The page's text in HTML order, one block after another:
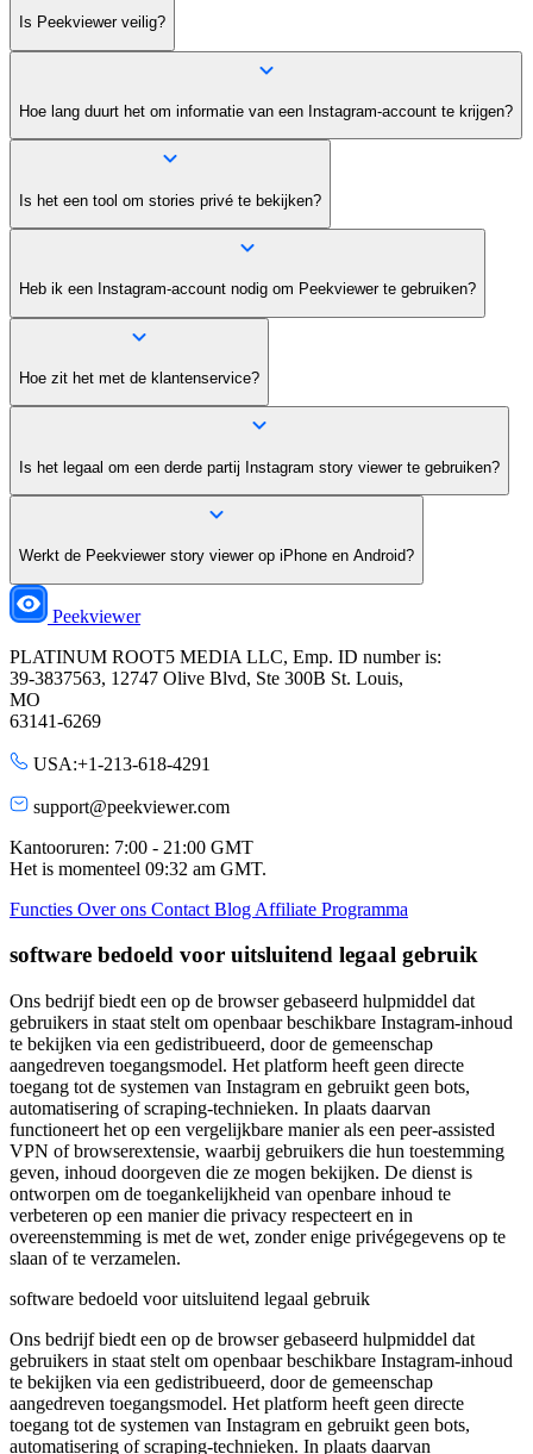
Is Peekviewer veilig?
Hoe lang duurt het om informatie van een Instagram-account te krijgen?
Is het een tool om stories privé te bekijken?
Heb ik een Instagram-account nodig om Peekviewer te gebruiken?
Hoe zit het met de klantenservice?
Is het legaal om een derde partij Instagram story viewer te gebruiken?
Werkt de Peekviewer story viewer op iPhone en Android?
Peekviewer
PLATINUM ROOT5 MEDIA LLC, Emp. ID number is:
39-3837563, 12747 Olive Blvd, Ste 300B St. Louis,
MO
63141-6269
USA:+1-213-618-4291
support@peekviewer.com
Kantooruren: 7:00 - 21:00 GMT
Het is momenteel 09:32 am GMT.
Functies Over ons Contact Blog Affiliate Programma
software bedoeld voor uitsluitend legaal gebruik
Ons bedrijf biedt een op de browser gebaseerd hulpmiddel dat
gebruikers in staat stelt om openbaar beschikbare Instagram-inhoud
te bekijken via een gedistribueerd, door de gemeenschap
aangedreven toegangsmodel. Het platform heeft geen directe
toegang tot de systemen van Instagram en gebruikt geen bots,
automatisering of scraping-technieken. In plaats daarvan
functioneert het op een vergelijkbare manier als een peer-assisted
VPN of browserextensie, waarbij gebruikers die hun toestemming
geven, inhoud doorgeven die ze mogen bekijken. De dienst is
ontworpen om de toegankelijkheid van openbare inhoud te
verbeteren op een manier die privacy respecteert en in
overeenstemming is met de wet, zonder enige privégegevens op te
slaan of te verzamelen.
software bedoeld voor uitsluitend legaal gebruik
Ons bedrijf biedt een op de browser gebaseerd hulpmiddel dat
gebruikers in staat stelt om openbaar beschikbare Instagram-inhoud
te bekijken via een gedistribueerd, door de gemeenschap
aangedreven toegangsmodel. Het platform heeft geen directe
toegang tot de systemen van Instagram en gebruikt geen bots,
automatisering of scraping-technieken. In plaats daarvan